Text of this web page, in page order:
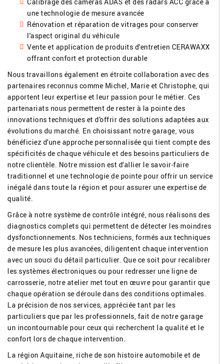
une technologie de mesure avancée
Rénovation et réparation de vitrages pour conserver
l'aspect original du véhicule
Vente et application de produits d'entretien CERAWAXX
offrant confort et protection durable
Nous travaillons également en étroite collaboration avec des
partenaires reconnus comme Michel, Marie et Christophe, qui
apportent leur expertise et leur passion pour le métier. Ces
partenariats nous permettent de rester à la pointe des
innovations techniques et d'offrir des solutions adaptées aux
évolutions du marché. En choisissant notre garage, vous
bénéficiez d'une approche personnalisée qui tient compte des
spécificités de chaque véhicule et des besoins particuliers de
notre clientèle. Notre mission est d'allier le savoir-faire
traditionnel et une technologie de pointe pour offrir un service
inégalé dans toute la région et pour assurer une expertise de
qualité.
Grâce à notre système de contrôle intégré, nous réalisons des
diagnostics complets qui permettent de détecter les moindres
dysfonctionnements. Nos techniciens, formés aux techniques
de mesure les plus avancées, diligentent chaque intervention
avec un souci du détail particulier. Que ce soit pour recalibrer
les systèmes électroniques ou pour redresser une ligne de
carrosserie, notre atelier met tout en œuvre pour garantir que
chaque opération se déroule dans des conditions optimales.
La précision de nos services, appréciée tant par les
particuliers que par les professionnels, fait de notre garage
un incontournable pour ceux qui recherchent la qualité et le
confort lors de chaque intervention.
La région Aquitaine, riche de son histoire automobile et de